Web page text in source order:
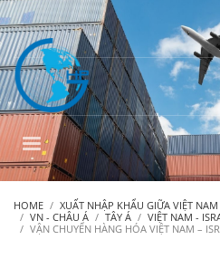
HOME
XUẤT NHẬP KHẨU GIỮA VIỆT
VN - CHÂU Á
TÂY Á
VIỆT NAM -
VẬN CHUYỂN HÀNG HÓA VIỆT NAM –